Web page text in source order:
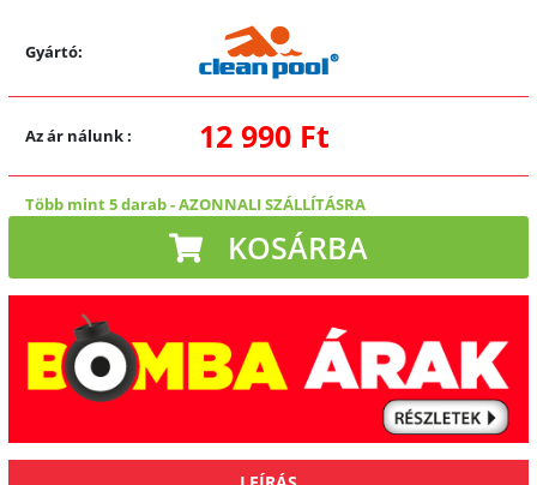
Gyártó:
Az ár nálunk: 12 990 Ft
Több mint 5 darab-AZONNALI SZÁLLÍTÁSRA
KOSÁRBA